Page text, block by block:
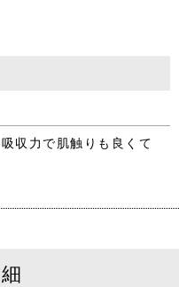
。
収力で肌触りも良くて